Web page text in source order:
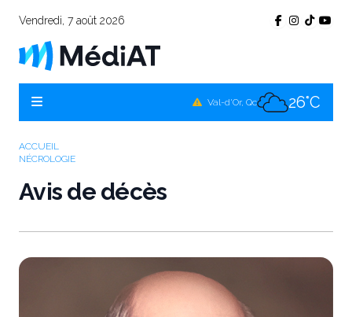
Vendredi, 7 août 2026
Val-d'Or, Qc 26°C
ACCUEIL
NÉCROLOGIE
Avis de décès